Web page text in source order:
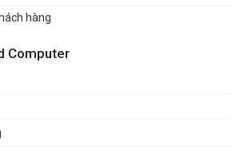
hàng
Computer